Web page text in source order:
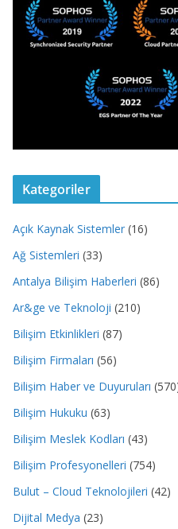
Kategoriler
Açık Kaynak Sistemler (16)
Ağ Sistemleri (33)
Antalya Bilişim Haberleri (86)
Ar&ge ve Teknoloji (210)
Bilişim Etkinlikleri (87)
Bilişim Firmaları (56)
Bilişim Haber ve Duyuruları
Bilişim Hukuku (63)
Bilişim Meslek Kodları (43)
Bilişim Profesyonelleri (754)
Bulut – Cloud Teknolojileri (42)
Dijital Medya (23)